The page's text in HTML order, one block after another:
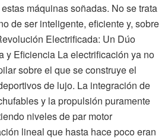
máquinas soñadas. No se trata
de ser inteligente, eficiente y, sobre
Electrificada: Un Dúo
y Eficiencia La electrificación ya no
sobre el que se construye el
de lujo. La integración de
y la propulsión puramente
niveles de par motor
lineal que hasta hace poco eran